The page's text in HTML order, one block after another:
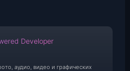
Developer
аудио, видео и графических